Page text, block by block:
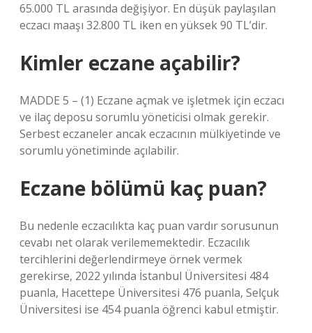
65.000 TL arasında değişiyor. En düşük paylaşılan
eczacı maaşı 32.800 TL iken en yüksek 90 TL’dir.
Kimler eczane açabilir?
MADDE 5 – (1) Eczane açmak ve işletmek için eczacı
ve ilaç deposu sorumlu yöneticisi olmak gerekir.
Serbest eczaneler ancak eczacının mülkiyetinde ve
sorumlu yönetiminde açılabilir.
Eczane bölümü kaç puan?
Bu nedenle eczacılıkta kaç puan vardır sorusunun
cevabı net olarak verilememektedir. Eczacılık
tercihlerini değerlendirmeye örnek vermek
gerekirse, 2022 yılında İstanbul Üniversitesi 484
puanla, Hacettepe Üniversitesi 476 puanla, Selçuk
Üniversitesi ise 454 puanla öğrenci kabul etmiştir.